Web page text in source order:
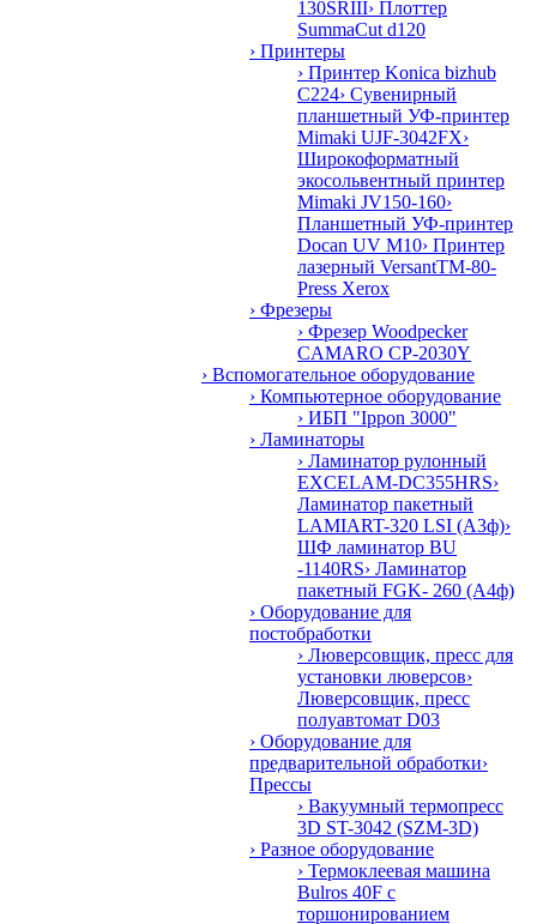
130SRIII› Плоттер
SummaCut d120
› Принтеры
› Принтер Konica bizhub
C224› Сувенирный
планшетный УФ-принтер
Mimaki UJF-3042FX›
Широкоформатный
экосольвентный принтер
Mimaki JV150-160›
Планшетный УФ-принтер
Docan UV M10› Принтер
лазерный VersantTM-80-
Press Xerox
› Фрезеры
› Фрезер Woodpecker
CAMARO CP-2030Y
› Вспомогательное оборудование
› Компьютерное оборудование
› ИБП "Ippon 3000"
› Ламинаторы
› Ламинатор рулонный
EXCELAM-DC355HRS›
Ламинатор пакетный
LAMIART-320 LSI (А3ф)›
ШФ ламинатор BU
-1140RS› Ламинатор
пакетный FGK- 260 (А4ф)
› Оборудование для
постобработки
› Люверсовщик, пресс для
установки люверсов›
Люверсовщик, пресс
полуавтомат D03
› Оборудование для
предварительной обработки›
Прессы
› Вакуумный термопресс
3D ST-3042 (SZM-3D)
› Разное оборудование
› Термоклеевая машина
Bulros 40F с
торшонированием